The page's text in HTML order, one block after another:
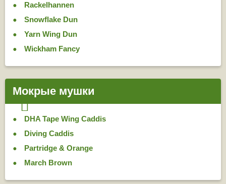
Rackelhannen
Snowflake Dun
Yarn Wing Dun
Wickham Fancy
Мокрые мушки
DHA Tape Wing Caddis
Diving Caddis
Partridge & Orange
March Brown